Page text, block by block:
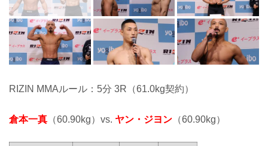
RIZIN MMAルール：5分 3R（61.0kg契約）
倉本一真 （60.90kg）vs. ヤン・ジヨン （60.90kg）